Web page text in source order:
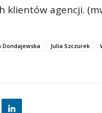
klientów agencji.
Dondajewska Julia Szczurek